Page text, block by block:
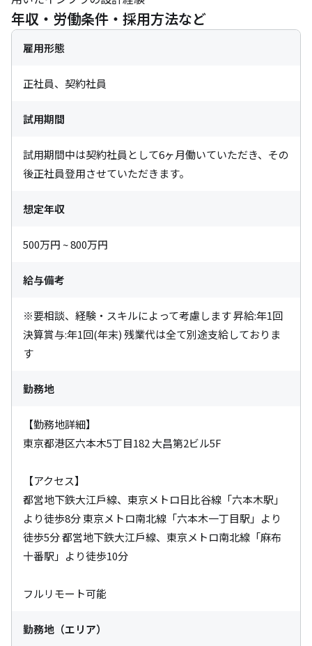
年収・労働条件・採用方法など
雇用形態
正社員、契約社員
試用期間
試用期間中は契約社員として6ヶ月働いていただき、その
後正社員登用させていただきます。
想定年収
500万円 ~ 800万円
給与備考
※要相談、経験・スキルによって考慮します 昇給:年1回
決算賞与:年1回(年末) 残業代は全て別途支給しておりま
す
勤務地
【勤務地詳細】
東京都港区六本木5丁目18­2 大昌第2ビル5F
【アクセス】
都営地下鉄大江戶線、東京メトロ日比谷線「六本木駅」
より徒歩8分 東京メトロ南北線「六本木一丁目駅」より
徒歩5分 都営地下鉄大江戶線、東京メトロ南北線「麻布
十番駅」より徒歩10分
フルリモート可能
勤務地（エリア）